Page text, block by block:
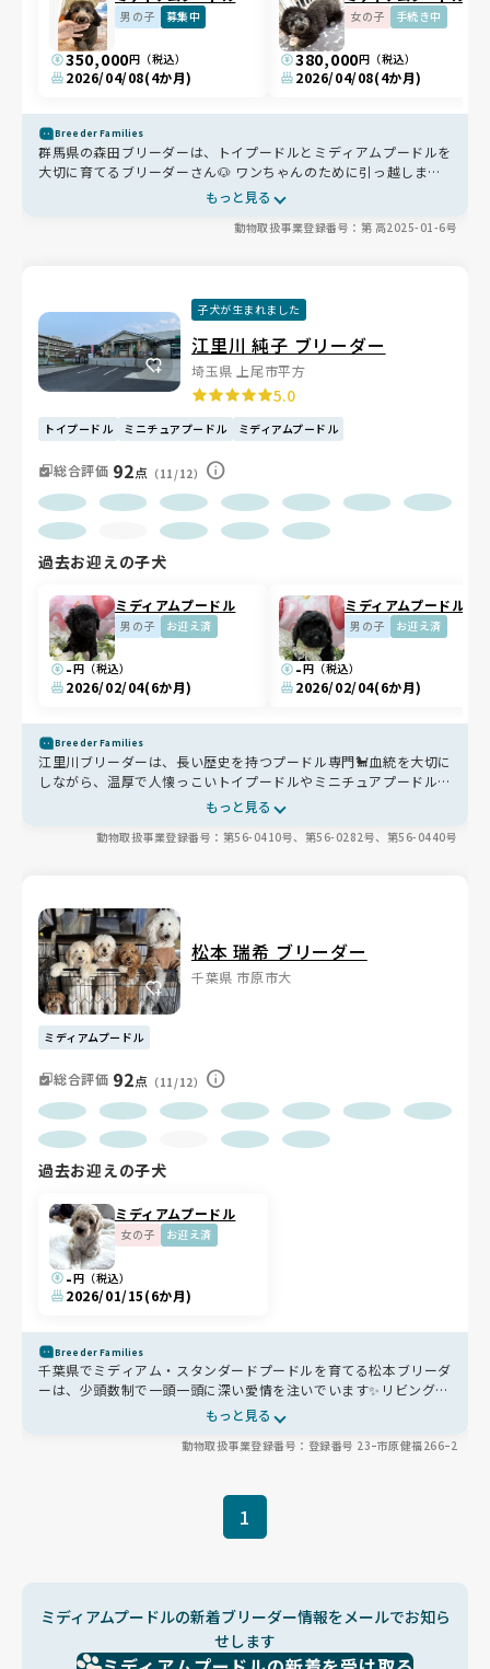
男の子 募集中
350,000円（税込）
2026/04/08(4か月)
女の子 手続き中
380,000円（税込）
2026/04/08(4か月)
Breeder Families
群馬県の森田ブリーダーは、トイプードルとミディアムプードルを
大切に育てるブリーダーさん🐶 ワンちゃんのために引っ越しまで
行い、愛情いっぱいの環境を整えています。無添加・グレインフリ
ーの食事で健康に配慮し、兄弟犬や家族とふれあう中で、人懐っこ
もっと見る
動物取扱事業登録番号：第 高2025-01-6号
子犬が生まれました
江里川 純子 ブリーダー
埼玉県 上尾市平方
5.0
トイプードル ミニチュアプードル ミディアムプードル
総合評価 92点 （11/12）
過去お迎えの子犬
ミディアムプードル
男の子 お迎え済
-円（税込）
2026/02/04(6か月)
ミディアムプードル
男の子 お迎え済
-円（税込）
2026/02/04(6か月)
Breeder Families
江里川ブリーダーは、長い歴史を持つプードル専門🐩血統を大切に
しながら、温厚で人懐っこいトイプードルやミニチュアプードルを
育てています🐶 栄養たっぷりの食事とドッグランでの運動で、ど
もっと見る
動物取扱事業登録番号：第56-0410号、第56-0282号、第56-0440号
松本 瑞希 ブリーダー
千葉県 市原市大
ミディアムプードル
総合評価 92点 （11/12）
過去お迎えの子犬
ミディアムプードル
女の子 お迎え済
-円（税込）
2026/01/15(6か月)
Breeder Families
千葉県でミディアム・スタンダードプードルを育てる松本ブリーダ
ーは、少頭数制で一頭一頭に深い愛情を注いでいます✨リビングや
お庭でのびのびと運動させ、食事面でも涙やけや毛並みに配慮した
厳選フードやトッピングを徹底🍚母犬の心身の成熟を待ってから交
配を行い、生涯の出産回数も制限するなど、ワンちゃんの幸せを第
もっと見る
動物取扱事業登録番号：登録番号 23ｰ市原健福266ｰ2
1
ミディアムプードルの新着ブリーダー情報をメールでお知ら
せします